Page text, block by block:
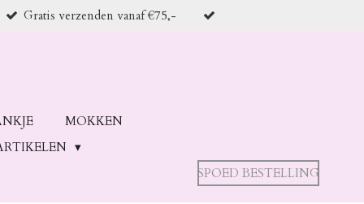
Gratis verzenden vanaf €75,-
MOKKEN
SPOED BESTELLING